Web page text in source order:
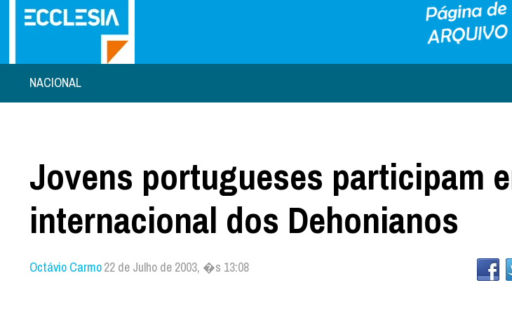
NACIONAL
Jovens portugueses participam
internacional dos Dehonianos
Octávio Carmo22 de Julho de 2003, �s 13:08